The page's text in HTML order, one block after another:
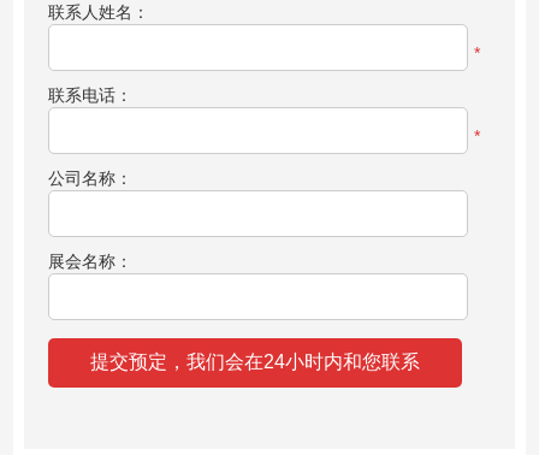
联系人姓名：
*
联系电话：
*
公司名称：
展会名称：